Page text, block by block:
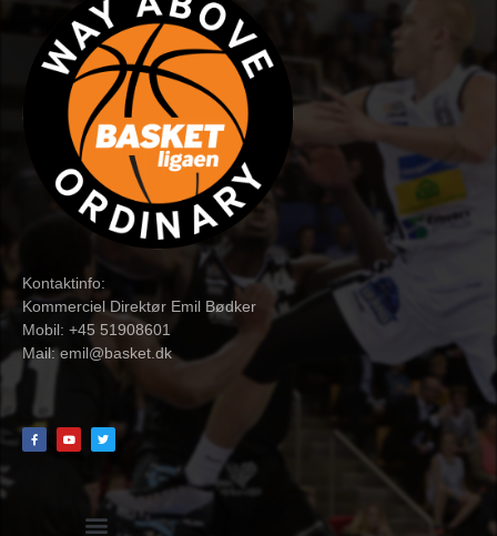
Kontaktinfo:
Kommerciel Direktør Emil Bødker
Mobil: +45 51908601
Mail:emil@basket.dk